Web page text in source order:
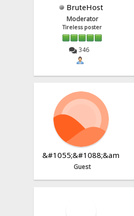
BruteHost
Moderator
Tireless poster
346
&#1055;&#1088;&am
Guest